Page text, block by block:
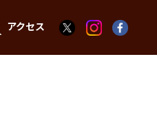
アクセス